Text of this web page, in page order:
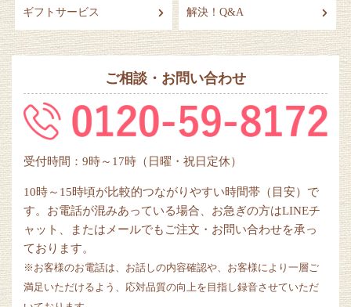
ギフトサービス 解決！Q&A
ご相談・お問い合わせ
受付時間：9時～17時（日曜・祝日定休）
10時～15時頃が比較的つながりやすい時間帯（目安）で
す。お電話が混みあっている場合、お急ぎの方はLINEチ
ャット、またはメールでもご注文・お問い合わせを承っ
ております。
※お客様のお電話は、お話しの内容確認や、お客様により一層ご
満足いただけるよう、応対品質の向上を目指し録音させていただ